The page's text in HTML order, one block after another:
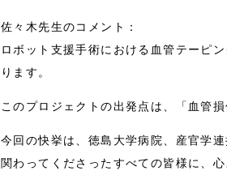
佐々木先生のコメント：
ロボット支援手術における血管テーピ
ります。
このプロジェクトの出発点は、「血管
今回の快挙は、徳島大学病院、産官学
関わってくださったすべての皆様に、